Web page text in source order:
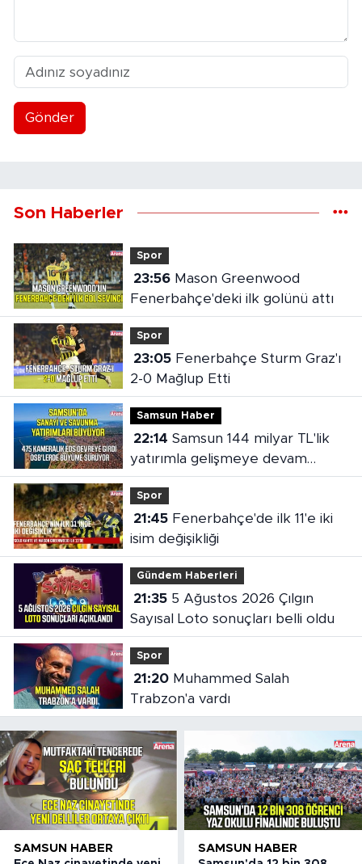
Gönder
Son Haberler
Spor
23:56Mason Greenwood
Fenerbahçe'deki ilk golünü attı
Spor
23:05Fenerbahçe Sturm Graz'ı
2-0 Mağlup Etti
Samsun Haber
22:14
yatırımla gelişmeye devam
ediyor
Spor
21:45Fenerbahçe'de ilk 11'e iki
isim değişikliği
Gündem Haberleri
21:355 Ağustos 2026 Çılgın
Sayısal Loto sonuçları belli oldu
Spor
21:20Muhammed Salah
Trabzon'a vardı
SAMSUN HABER SAMSUN HABER